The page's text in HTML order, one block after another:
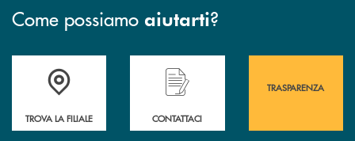
Come possiamo aiutarti?
Accedi all' elenco completo&nbsp; delle&nbsp; filiali&nbsp; di Banca
TROVA LA FILIALE
Hai bisogno di assistenza immediata?
CONTATTACI
TRASPARENZA